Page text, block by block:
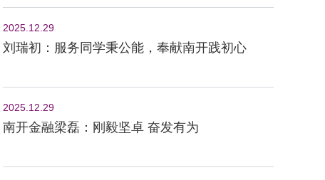
2025.12.29
刘瑞初：服务同学秉公能，奉献南开践初心
2025.12.29
南开金融梁磊：刚毅坚卓 奋发有为